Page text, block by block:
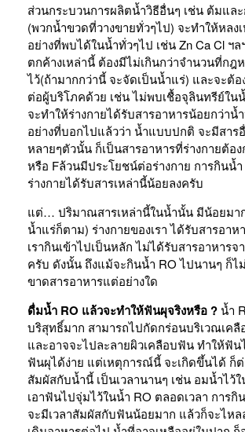
ส่วนกระบวนการผลิตน้ำวิธีอื่นๆ เช่น ต้มแล
(พวกน้ำขวดที่วางขายทั่วๆไป) จะทำให้หลง
อย่างที่พบได้ในน้ำทั่วๆไป เช่น Zn Ca Cl ฯล
ตกค้างเหล่านี้ ต้องมีไม่เกินกว่าจำนวนที่กฎ
ไว้(ถ้ามากกว่านี้ จะจัดเป็นน้ำแร่) และจะต้
ต่อผู้บริโภคด้วย เช่น ไม่พบเชื้อจุลินทรีย์ใน
จะทำให้ร่างกายได้รับสารอาหารน้อยกว่าน้
อย่างที่บอกไปแล้วว่า น้ำแบบปกติ จะมีสาร
หลายๆตัวนั้น ก็เป็นสารอาหารที่ร่างกายต้อง
หรือ Fล้วนมีประโยชน์ต่อร่างกาย การกินน้
ร่างกายได้รับสารเหล่านี้น้อยลงครับ
แต่… ปริมาณสารเหล่านี้ในน้ำนั้น มีน้อยมา
น้ำแร่ก็ตาม) ร่างกายของเรา ได้รับสารอาห
เรากินเข้าไปเป็นหลัก ไม่ได้รับสารอาหารจ
ครับ ดังนั้น ถึงแม้จะกินน้ำ RO ไปนานๆ ก็ไ
ขาดสารอาหารแต่อย่างใด
ดื่มน้ำ RO แล้วจะทำให้ฟันผุจริงหรือ ?น้ำ
บริสุทธิ์มาก สามารถไปกัดกร่อนบริเวณเคลื
และอาจจะไปละลายผิวเคลือบฟัน ทำให้ฟัน
ฟันผุได้ง่าย แต่เหตุการณ์นี้ จะเกิดขึ้นได้ ก็
สัมผัสกับน้ำนี้ เป็นเวลานานๆ เช่น อมน้ำไว้
เอาฟันไปจุ่มไว้ในน้ำ RO ตลอดเวลา การ
จะมีเวลาสัมผัสกับฟันน้อยมาก แล้วก็จะไห